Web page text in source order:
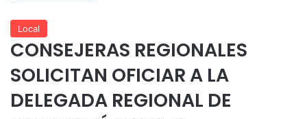
Local
CONSEJERAS REGIONALES
SOLICITAN OFICIAR A LA
DELEGADA REGIONAL DE